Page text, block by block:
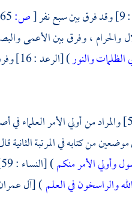
[ص:
والنور
)
) [النساء : 59] والمراد من أولي الأمر
من كتابه في المرتبة الثانية
وأولي الأمر منكم
والراسخون في العلم) [آل عمران : 7]